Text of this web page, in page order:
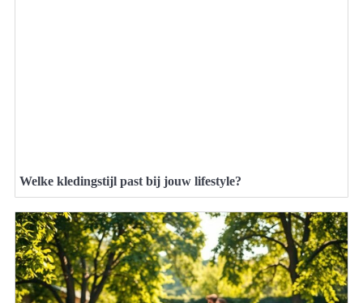
Welke kledingstijl past bij jouw lifestyle?